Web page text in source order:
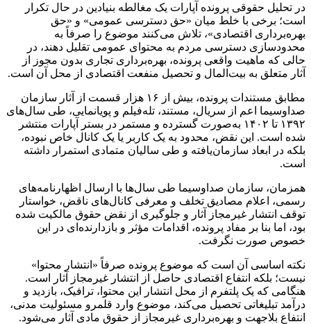
در تحلیل حقوقی پرونده آپارات یک مغالطه بنیادین در حال تکرار
است؛ برخی با خلط میان «حق دسترسی عمومی» و «حق
بهره‌برداری اقتصادی»، تلاش می‌کنند موضوع را صرفاً به
محدودسازی دسترسی مردم به محتوای عمومی تقلیل دهند، در
حالی که ماهیت واقعی پرونده، بهره‌برداری تجاری بدون مجوز از
آثار متعلق به بیت‌المال و تحصیل منفعت اقتصادی از محل آن است.
مطابق مستندات پرونده، بیش از ۱۶ هزار قسمت از آثار سازمان
صداوسیما اعم از سریال، مستند، تله‌فیلم و پویانمایی، طی سال‌های
۱۳۹۲ تا ۱۴۰۲ به‌صورت گسترده و مستمر در بستر آپارات منتشر
شده است. این نقض، محدود به یک کاربر یا یک کانال خاص نبوده،
بلکه در ابعاد سازمان‌یافته و طی سالیان متمادی استمرار داشته
است.
همزمان، سازمان صداوسیما طی سال‌ها با ارسال اظهارنامه‌های
رسمی، اعلام مصادیق تخلف و معرفی کانال‌های ناقض، خواستار
توقف انتشار غیرمجاز آثار و جلوگیری از نقض حقوق مالکیت شده
بود، اما بنا بر مفاد پرونده، اقدامات مؤثر و بازدارنده‌ای در این
خصوص صورت نگرفت.
نکته اساسی آن است که موضوع پرونده صرفاً «انتشار محتوا»
نیست؛ بلکه انتفاع اقتصادی حاصل از انتشار غیرمجاز آثار است.
هنگامی که یک پلتفرم از محل انتشار این محتوا، ترافیک، بازدید و
درآمد تبلیغاتی تحصیل می‌کند، موضوع وارد قلمرو مسئولیت مدنی،
انتفاع بلاجهت و بهره‌برداری غیرمجاز از حقوق مادی آثار می‌شود.